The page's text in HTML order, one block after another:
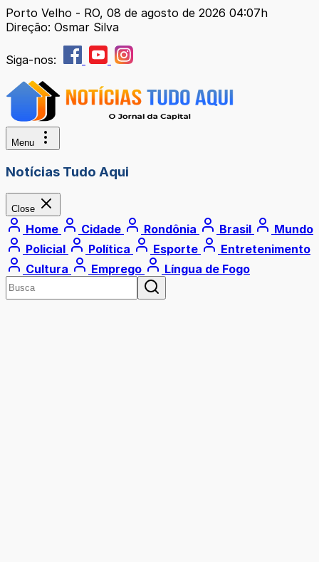
Porto Velho - RO, 08 de agosto de 2026 04:07h
Direção: Osmar Silva
Siga-nos:
Menu
Notícias Tudo Aqui
Close
Home Cidade Rondônia Brasil
Mundo
Policial
Política Esporte
Entretenimento
Cultura
Emprego Língua de Fogo